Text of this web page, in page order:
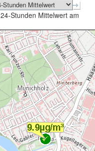
Stunden Mittelwert am